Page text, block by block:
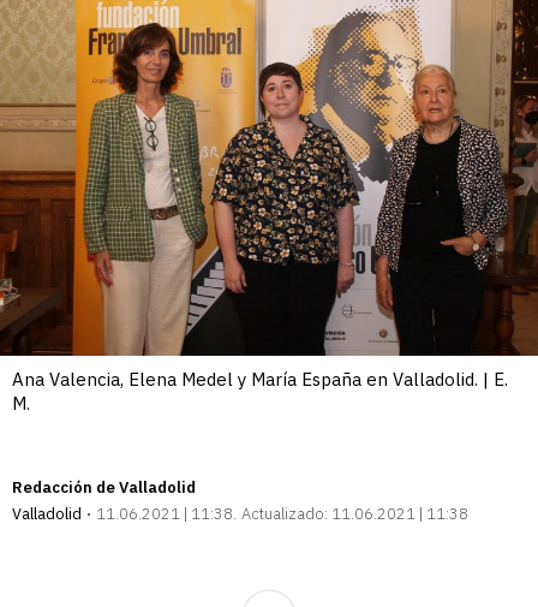
Ana Valencia, Elena Medel y María España en Valladolid. | E.
M.
Redacción de Valladolid
Valladolid
11.06.2021 | 11:38 Actualizado: 11.06.2021 | 11:38